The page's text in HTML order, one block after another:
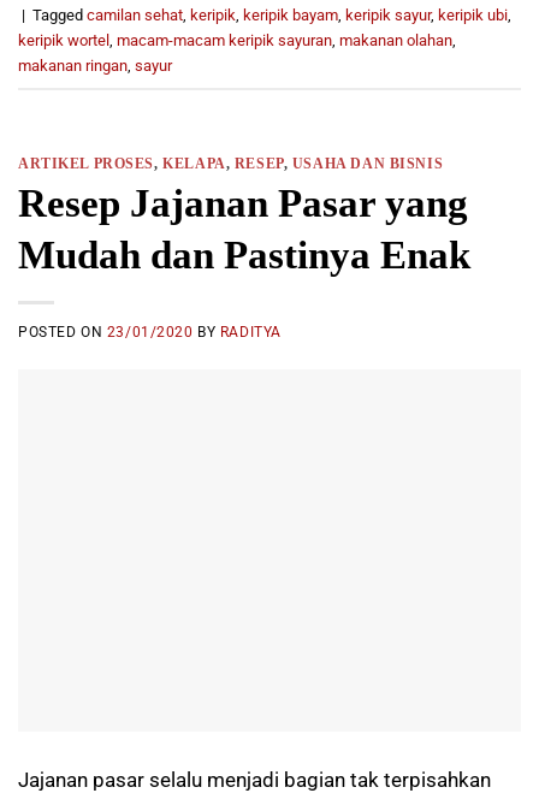
| Tagged camilan sehat, keripik, keripik bayam, keripik sayur, keripik ubi,
keripik wortel , macam-macam keripik sayuran, makanan olahan,
makanan ringan, sayur
ARTIKEL PROSES,KELAPA, RESEP, USAHA DAN BISNIS
Resep Jajanan Pasar yang
Mudah dan Pastinya Enak
POSTED ON 23/01/2020 BY RADITYA
Jajanan pasar selalu menjadi bagian tak terpisahkan